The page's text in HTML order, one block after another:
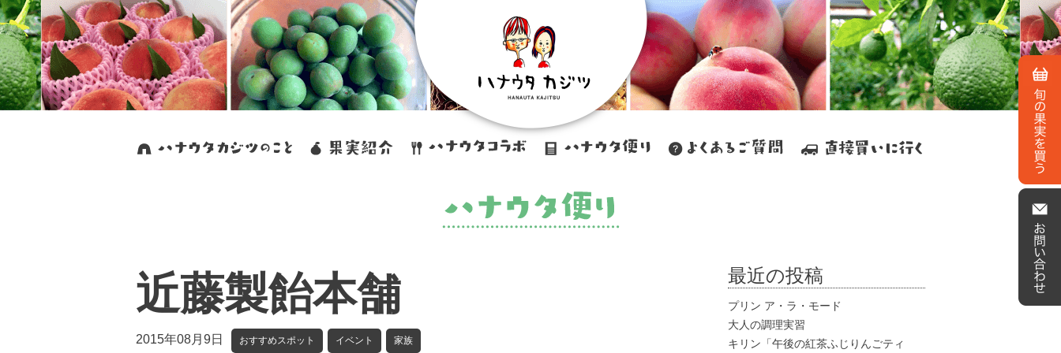
近藤製飴本舗
2015年08月9日 おすすめスポット イベント 家族
最近の投稿
プリン ア・ラ・モード
大人の調理実習
キリン「午後の紅茶ふじりんごティ